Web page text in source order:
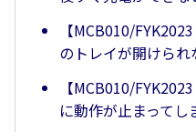
【MCB010/
のトレイが開けられ
【MCB010/
に動作が止まってし